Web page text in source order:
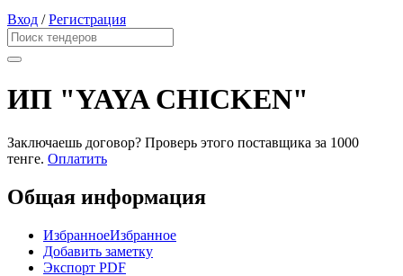
Вход /Регистрация
ИП "YAYA CHICKEN"
Заключаешь договор? Проверь этого поставщика за 1000
тенге. Оплатить
Общая информация
ИзбранноеИзбранное
Добавить заметку
Экспорт PDF